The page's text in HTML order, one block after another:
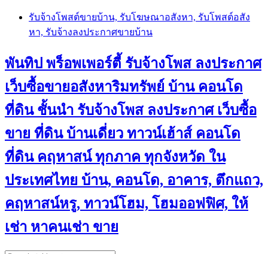
Skip
content
รับจ้างโพสต์ขายบ้าน, รับโฆษณาอสังหา, รับโพสต์อสัง
หา, รับจ้างลงประกาศขายบ้าน
พันทิป พร็อพเพอร์ตี้ รับจ้างโพส ลงประกาศ
เว็บซื้อขายอสังหาริมทรัพย์ บ้าน คอนโด
ที่ดิน ชั้นนำ รับจ้างโพส ลงประกาศ เว็บซื้อ
ขาย ที่ดิน บ้านเดี่ยว ทาวน์เฮ้าส์ คอนโด
ที่ดิน คฤหาสน์ ทุกภาค ทุกจังหวัด ใน
ประเทศไทย บ้าน, คอนโด, อาคาร, ตึกแถว,
คฤหาสน์หรู, ทาวน์โฮม, โฮมออฟฟิศ, ให้
เช่า หาคนเช่า ขาย